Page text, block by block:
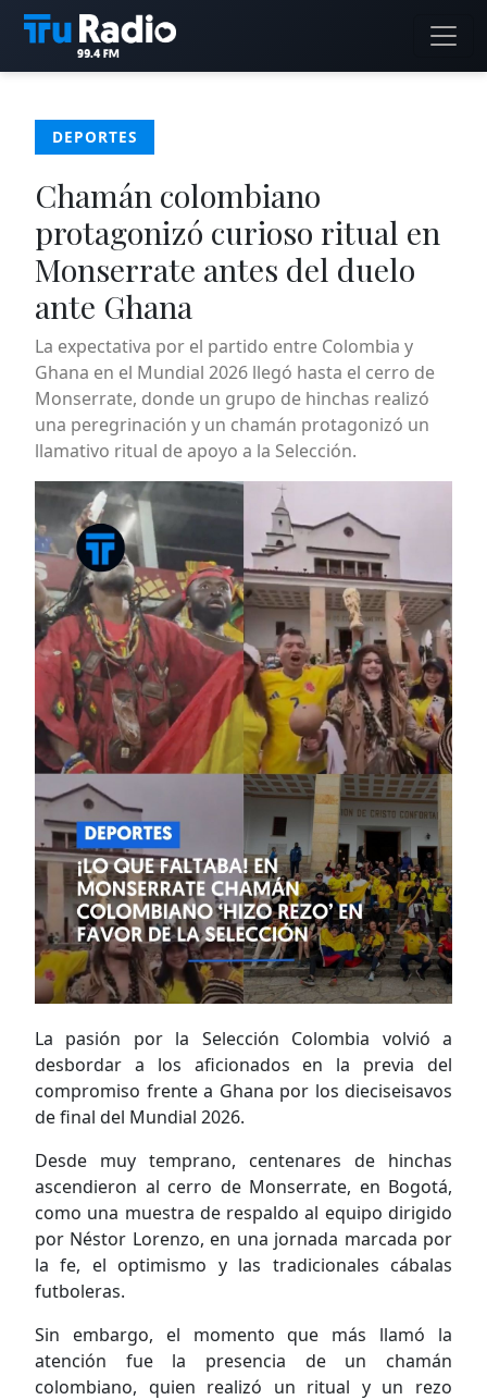
DEPORTES
Chamán colombiano
protagonizó curioso ritual en
Monserrate antes del duelo
ante Ghana
La expectativa por el partido entre Colombia y
Ghana en el Mundial 2026 llegó hasta el cerro de
Monserrate, donde un grupo de hinchas realizó
una peregrinación y un chamán protagonizó un
llamativo ritual de apoyo a la Selección.
La pasión por la Selección Colombia volvió a
desbordar a los aficionados en la previa del
compromiso frente a Ghana por los dieciseisavos
de final del Mundial 2026.
Desde muy temprano, centenares de hinchas
ascendieron al cerro de Monserrate, en Bogotá,
como una muestra de respaldo al equipo dirigido
por Néstor Lorenzo, en una jornada marcada por
la fe, el optimismo y las tradicionales cábalas
futboleras.
Sin embargo, el momento que más llamó la
atención fue la presencia de un chamán
colombiano, quien realizó un ritual y un rezo